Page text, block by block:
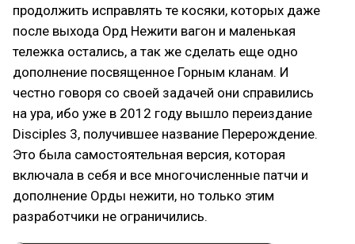
продолжить исправлять те косяки, которых даже
после выхода Орд Нежити вагон и маленькая
тележка остались, а так же сделать еще одно
дополнение посвященное Горным кланам. И
честно говоря со своей задачей они справились
на ура, ибо уже в 2012 году вышло переиздание
Disciples 3, получившее название Перерождение.
Это была самостоятельная версия, которая
включала в себя и все многочисленные патчи и
дополнение Орды нежити, но только этим
разработчики не ограничились.